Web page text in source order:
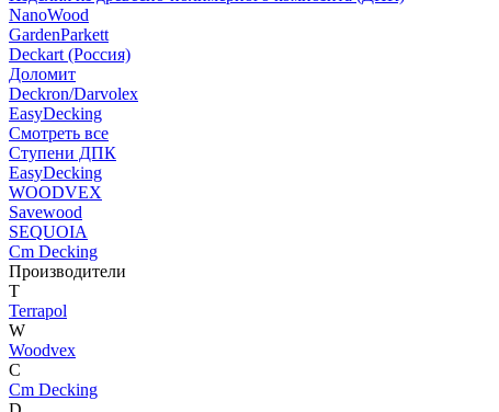
NanoWood
GardenParkett
Deckart (Россия)
Доломит
Deckron/Darvolex
EasyDecking
Смотреть все
Ступени ДПК
EasyDecking
WOODVEX
Savewood
SEQUOIA
Cm Decking
Производители
T
Terrapol
W
Woodvex
C
Cm Decking